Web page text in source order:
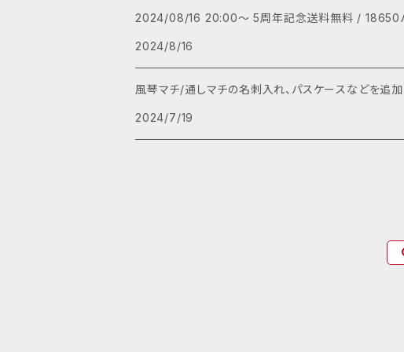
Eleaf Aster
がまぐち
レザーストラップ
2024/08/16 20:00～ 5周年記念送料無料 / 18650
2024/8/16
風琴マチ/通しマチの名刺入れ、パスケースなどを追
2024/7/19